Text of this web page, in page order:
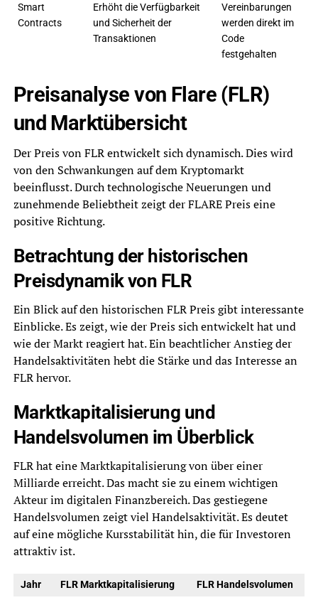
Smart
Contracts
Erhöht die Verfügbarkeit
und Sicherheit der
Transaktionen
Vereinbarungen
werden direkt im
Code
festgehalten
Preisanalyse von Flare (FLR)
und Marktübersicht
Der Preis von FLR entwickelt sich dynamisch. Dies wird
von den Schwankungen auf dem Kryptomarkt
beeinflusst. Durch technologische Neuerungen und
zunehmende Beliebtheit zeigt der FLARE Preis eine
positive Richtung.
Betrachtung der historischen
Preisdynamik von FLR
Ein Blick auf den historischen FLR Preis gibt interessante
Einblicke. Es zeigt, wie der Preis sich entwickelt hat und
wie der Markt reagiert hat. Ein beachtlicher Anstieg der
Handelsaktivitäten hebt die Stärke und das Interesse an
FLR hervor.
Marktkapitalisierung und
Handelsvolumen im Überblick
FLR hat eine Marktkapitalisierung von über einer
Milliarde erreicht. Das macht sie zu einem wichtigen
Akteur im digitalen Finanzbereich. Das gestiegene
Handelsvolumen zeigt viel Handelsaktivität. Es deutet
auf eine mögliche Kursstabilität hin, die für Investoren
attraktiv ist.
Jahr FLR Marktkapitalisierung
FLR Handelsvolumen